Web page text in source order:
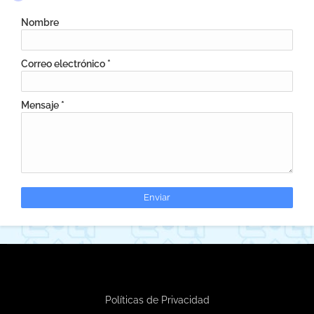
Nombre
Correo electrónico *
Mensaje *
Políticas de Privacidad